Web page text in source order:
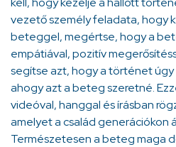
vezető személy feladata, hogy
beteggel, megértse, hogy a
empátiával, pozitív
segítse azt, hogy a történet úgy
ahogy azt a beteg szeretné.
videóval, hanggal és írásban
amelyet a család generációkon
Természetesen a beteg maga